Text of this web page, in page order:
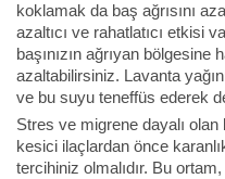
koklamak da baş ağrısını
azaltıcı ve rahatlatıcı etkisi
başınızın ağrıyan bölgesine
azaltabilirsiniz. Lavanta
ve bu suyu teneffüs ederek
Stres ve migrene dayalı olan
kesici ilaçlardan önce
tercihiniz olmalıdır. Bu